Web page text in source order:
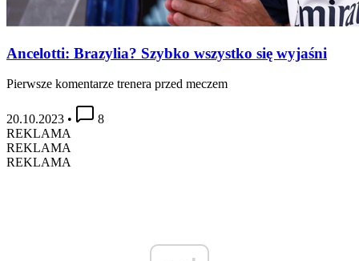
Ancelotti: Brazylia? Szybko wszystko się wyjaśni
Pierwsze komentarze trenera przed meczem
20.10.2023 •
8
REKLAMA
REKLAMA
REKLAMA